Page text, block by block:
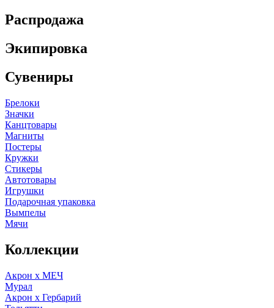
Распродажа
Экипировка
Сувениры
Брелоки
Значки
Канцтовары
Магниты
Постеры
Кружки
Стикеры
Автотовары
Игрушки
Подарочная упаковка
Вымпелы
Мячи
Коллекции
Акрон x МЕЧ
Мурал
Акрон x Гербарий